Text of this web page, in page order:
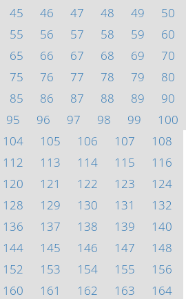
45 46 47 48 49
50
55 56 57 58 59
60
65 66 67 68 69
70
75 76 77 78 79
80
85 86 87 88 89
90
95 96 97 98 99
100
104 105 106 107
108
112 113 114 115
116
120 121 122 123
124
128 129 130 131
132
136 137 138 139
140
144 145 146 147
148
152 153 154 155
156
160 161 162 163
164